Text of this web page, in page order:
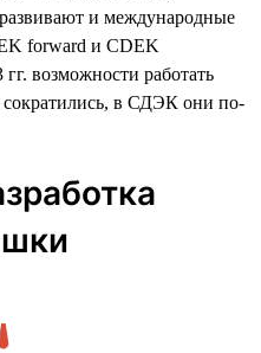
и международные
forward и CDEK
возможности работать
сократились, в СДЭК они по-